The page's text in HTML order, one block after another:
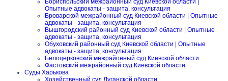
Бориспольский межрайонный суд Киевской области |
Опытные адвокаты - защита, консультация
Броварской межрайонный суд Киевской области | Опытные
адвокаты - защита, консультация
Вышгородский районный суд Киевской области | Опытные
адвокаты - защита, консультация
Обуховский районный суд Киевской области | Опытные
адвокаты - защита, консультация
Белоцерковский межрайонный суд Киевской области
Фастовский межрайонный суд Киевской области
Суды Харькова
Хозяйственный суд Луганской области